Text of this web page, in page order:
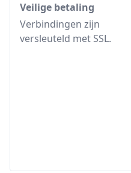
Veilige betaling
Verbindingen zijn
versleuteld met SSL.